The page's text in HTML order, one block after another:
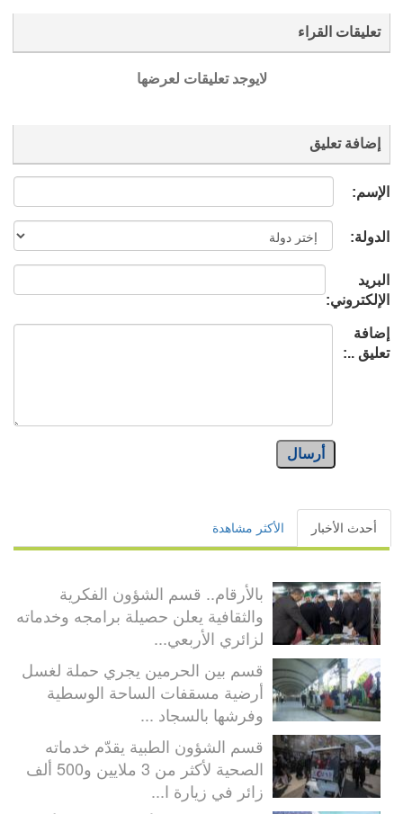
تعليقات القراء
لايوجد تعليقات لعرضها
إضافة تعليق
الإسم:
الدولة:
البريد
الإلكتروني:
إضافة
تعليق ..:
أرسال
أحدث الأخبار الأكثر مشاهدة
بالأرقام.. قسم الشؤون الفكرية
والثقافية يعلن حصيلة برامجه وخدماته
لزائري الأربعي...
قسم بين الحرمين يجري حملة لغسل
أرضية مسقفات الساحة الوسطية
وفرشها بالسجاد ...
قسم الشؤون الطبية يقدّم خدماته
الصحية لأكثر من 3 ملايين و500 ألف
زائر في زيارة ا...